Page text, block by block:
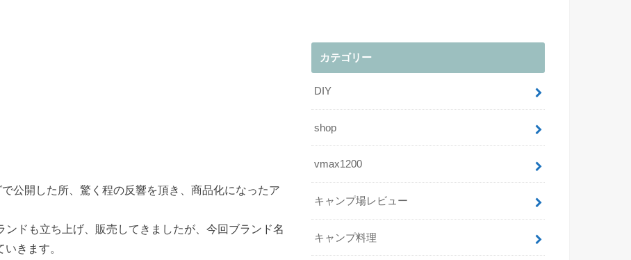
公開した所、驚く程の反響を頂き、商品化になったア
ドも立ち上げ、販売してきましたが、今回ブランド名
きます。
カテゴリー
DIY
shop
vmax1200
キャンプ場レビュー
キャンプ料理